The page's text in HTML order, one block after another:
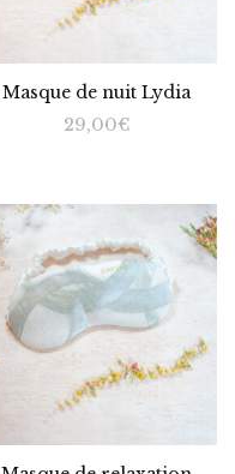
Masque de nuit Lydia
29,00€